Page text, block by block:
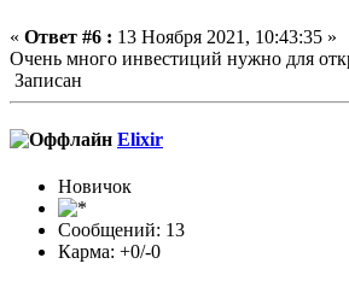
« Ответ #6 : 13 Ноября 2021, 10:43:35 »
Очень много инвестиций нужно для
Записан
Elixir
Новичок
Сообщений: 13
Карма: +0/-0